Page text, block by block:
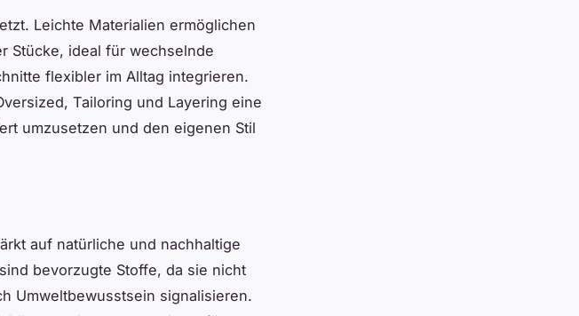
Leichte Materialien ermöglichen
Stücke, ideal für wechselnde
flexibler im Alltag integrieren.
Tailoring und Layering eine
umzusetzen und den eigenen Stil
auf natürliche und nachhaltige
bevorzugte Stoffe, da sie nicht
Umweltbewusstsein signalisieren.